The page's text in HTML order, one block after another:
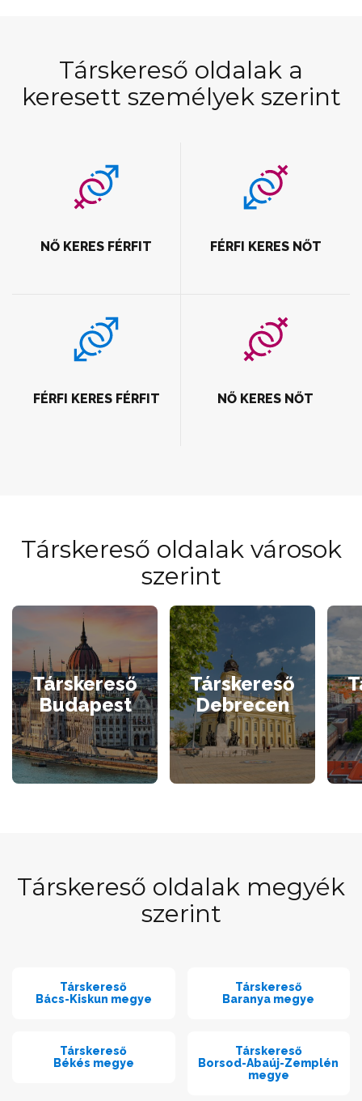
Társkereső oldalak a
keresett személyek szerint
NŐ KERES FÉRFIT FÉRFI KERES NŐT
FÉRFI KERES FÉRFIT NŐ KERES NŐT
Társkereső oldalak városok
szerint
Társkereső
Budapest
Társkereső
Debrecen
Társkereső oldalak megyék
szerint
Társkereső
Bács-Kiskun megye
Társkereső
Baranya megye
Társkereső
Békés megye
Társkereső
Borsod-Abaúj-Zemplén
megye